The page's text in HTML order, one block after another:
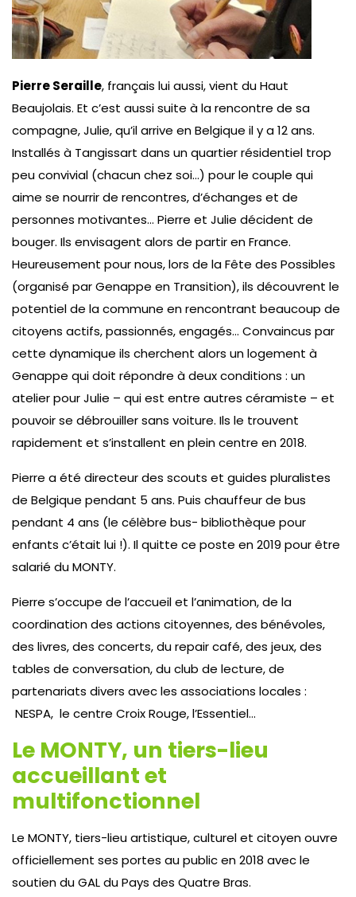
Pierre Seraille, français lui aussi, vient du Haut
Beaujolais. Et c’est aussi suite à la rencontre de sa
compagne, Julie, qu’il arrive en Belgique il y a 12 ans.
Installés à Tangissart dans un quartier résidentiel trop
peu convivial (chacun chez soi…) pour le couple qui
aime se nourrir de rencontres, d’échanges et de
personnes motivantes… Pierre et Julie décident de
bouger. Ils envisagent alors de partir en France.
Heureusement pour nous, lors de la Fête des Possibles
(organisé par Genappe en Transition), ils découvrent le
potentiel de la commune en rencontrant beaucoup de
citoyens actifs, passionnés, engagés… Convaincus par
cette dynamique ils cherchent alors un logement à
Genappe qui doit répondre à deux conditions : un
atelier pour Julie – qui est entre autres céramiste – et
pouvoir se débrouiller sans voiture. Ils le trouvent
rapidement et s’installent en plein centre en 2018.
Pierre a été directeur des scouts et guides pluralistes
de Belgique pendant 5 ans. Puis chauffeur de bus
pendant 4 ans (le célèbre bus- bibliothèque pour
enfants c’était lui !). Il quitte ce poste en 2019 pour être
salarié du MONTY.
Pierre s’occupe de l’accueil et l’animation, de la
coordination des actions citoyennes, des bénévoles,
des livres, des concerts, du repair café, des jeux, des
tables de conversation, du club de lecture, de
partenariats divers avec les associations locales :
NESPA, le centre Croix Rouge, l’Essentiel…
Le MONTY, un tiers-lieu
accueillant et
multifonctionnel
Le MONTY, tiers-lieu artistique, culturel et citoyen ouvre
officiellement ses portes au public en 2018 avec le
soutien du GAL du Pays des Quatre Bras.